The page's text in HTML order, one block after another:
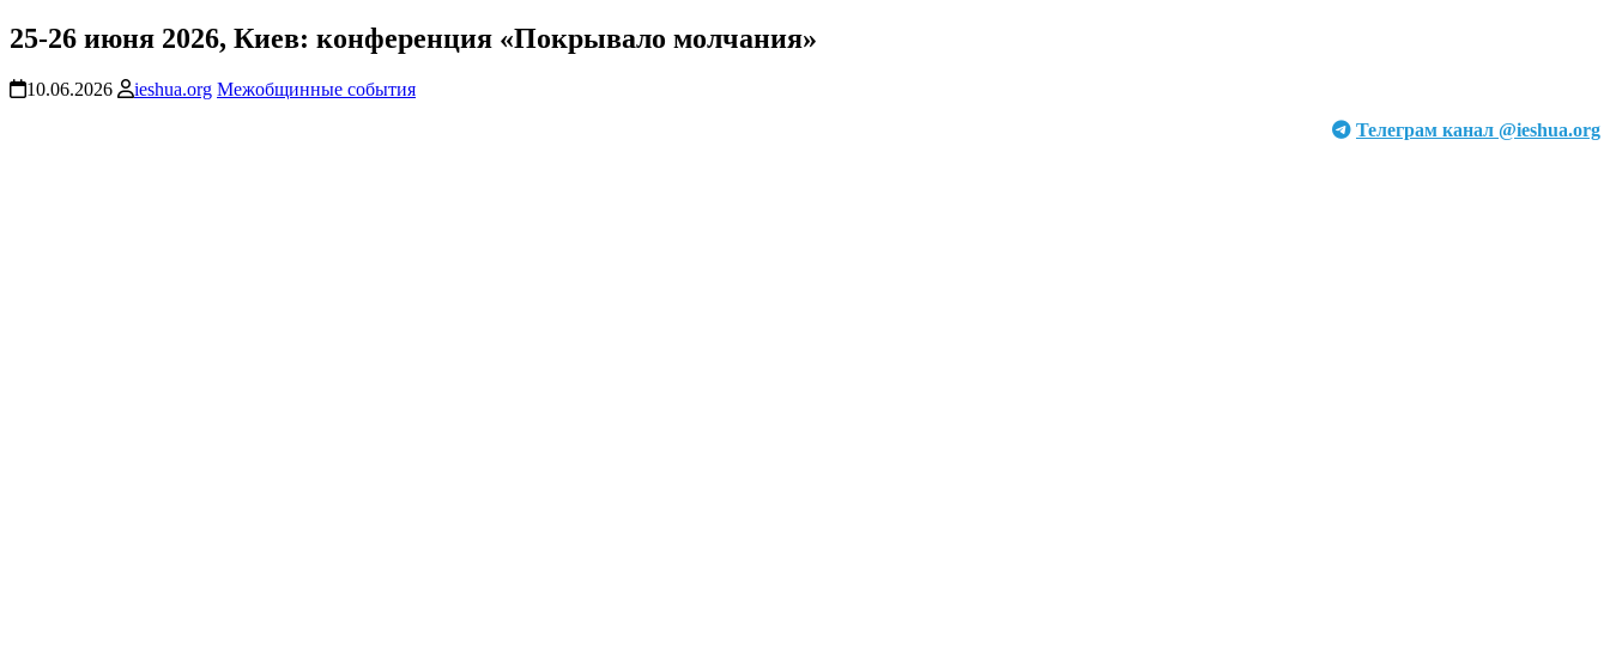
25-26 июня 2026, Киев: конференция «Покрывало молчания»
10.06.2026 ieshua.org Межобщинные события
Телеграм канал @ieshua.org